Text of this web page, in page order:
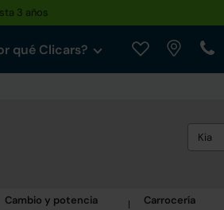
qué Clicars?
Kia
Cambio y potencia Carrocería